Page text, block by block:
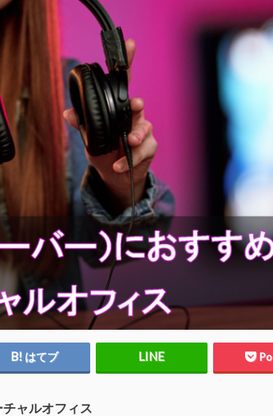
はてブ
ャルオフィス